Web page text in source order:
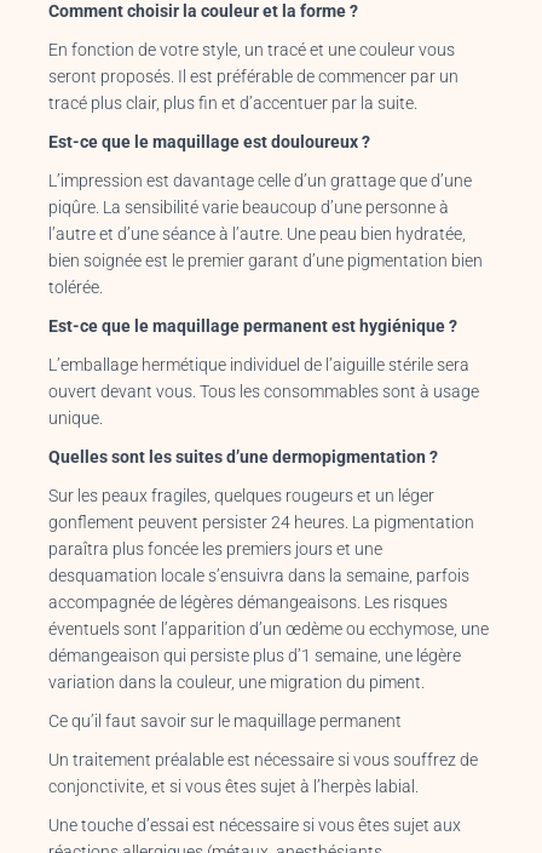
Comment choisir la couleur et la forme ?
En fonction de votre style, un tracé et une couleur vous
seront proposés. Il est préférable de commencer par un
tracé plus clair, plus fin et d’accentuer par la suite.
Est-ce que le maquillage est douloureux ?
L’impression est davantage celle d’un grattage que d’une
piqûre. La sensibilité varie beaucoup d’une personne à
l’autre et d’une séance à l’autre. Une peau bien hydratée,
bien soignée est le premier garant d’une pigmentation bien
tolérée.
Est-ce que le maquillage permanent est hygiénique ?
L’emballage hermétique individuel de l’aiguille stérile sera
ouvert devant vous. Tous les consommables sont à usage
unique.
Quelles sont les suites d’une dermopigmentation ?
Sur les peaux fragiles, quelques rougeurs et un léger
gonflement peuvent persister 24 heures. La pigmentation
paraîtra plus foncée les premiers jours et une
desquamation locale s’ensuivra dans la semaine, parfois
accompagnée de légères démangeaisons. Les risques
éventuels sont l’apparition d’un œdème ou ecchymose, une
démangeaison qui persiste plus d’1 semaine, une légère
variation dans la couleur, une migration du piment.
Ce qu’il faut savoir sur le maquillage permanent
Un traitement préalable est nécessaire si vous souffrez de
conjonctivite, et si vous êtes sujet à l’herpès labial.
Une touche d’essai est nécessaire si vous êtes sujet aux